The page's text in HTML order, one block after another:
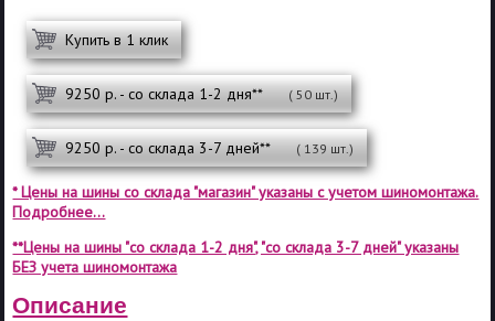
Купить в 1 клик
9250 р. - со склада 1-2 дня** ( 50 шт.)
9250 р. - со склада 3-7 дней** ( 139 шт.)
* Цены на шины со склада "магазин" указаны с учетом шиномонтажа.
Подробнее...
**Цены на шины "со склада 1-2 дня", "со склада 3-7 дней" указаны
БЕЗ учета шиномонтажа
Описание